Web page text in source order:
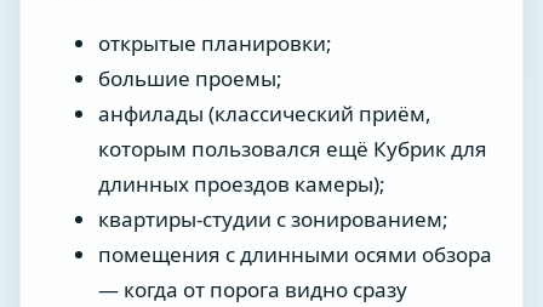
открытые планировки;
большие проемы;
анфилады (классический приём,
которым пользовался ещё Кубрик для
длинных проездов камеры);
квартиры-студии с зонированием;
помещения с длинными осями обзора
— когда от порога видно сразу